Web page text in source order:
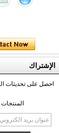
الإشتراك
احصل على تحديثات